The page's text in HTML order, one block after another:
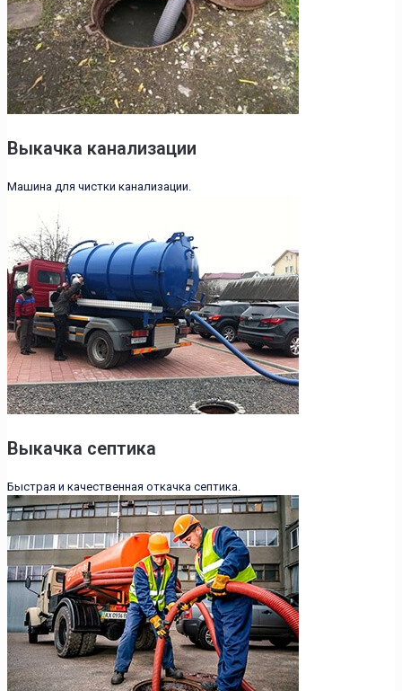
Выкачка канализации
Машина для чистки канализации.
Выкачка септика
Быстрая и качественная откачка септика.